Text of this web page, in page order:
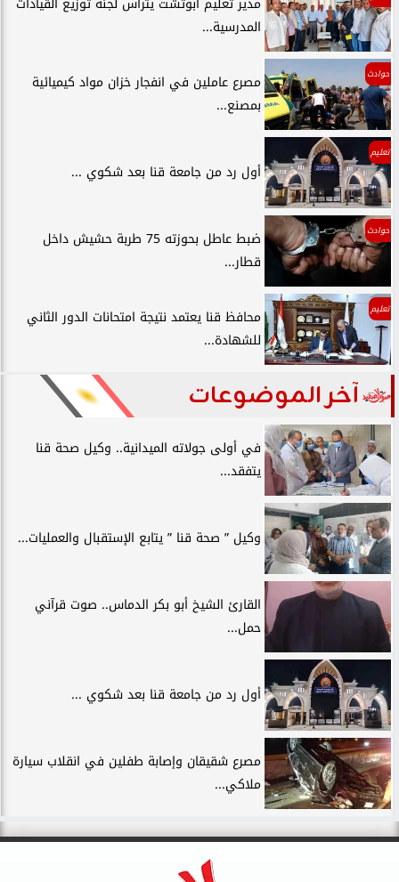
المدرسية...
حوادث
مصرع عاملين في انفجار خزان مواد كيميائية
بمصنع...
تعليم
أول رد من جامعة قنا بعد شكوي ...
حوادث
ضبط عاطل بحوزته 75 طربة حشيش داخل
قطار...
تعليم
محافظ قنا يعتمد نتيجة امتحانات الدور الثاني
للشهادة...
آخر الموضوعات
في أولى جولاته الميدانية.. وكيل صحة قنا
يتفقد...
وكيل ” صحة قنا ” يتابع الإستقبال والعمليات...
القارئ الشيخ أبو بكر الدماس.. صوت قرآني
حمل...
أول رد من جامعة قنا بعد شكوي ...
مصرع شقيقان وإصابة طفلين في انقلاب سيارة
ملاكي...